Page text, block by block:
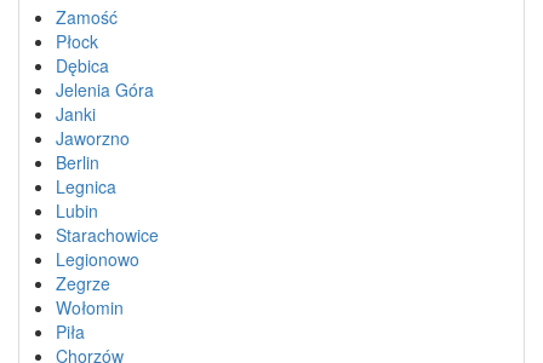
Zamość
Płock
Dębica
Jelenia Góra
Janki
Jaworzno
Berlin
Legnica
Lubin
Starachowice
Legionowo
Zegrze
Wołomin
Piła
Chorzów